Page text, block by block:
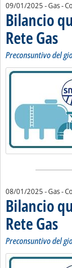
09/01/2025 - Gas -
Bilancio
Rete Gas ..
Preconsuntivo del
Lista allegati
08/01/2025 - Gas -
Bilancio
Rete Gas ..
Preconsuntivo del
Lista allegati